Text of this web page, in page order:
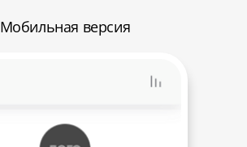
Мобильная версия